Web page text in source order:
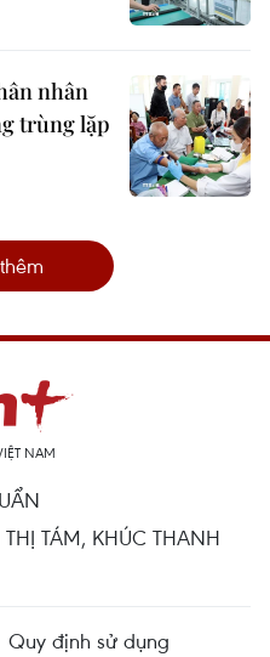
nhân
trùng lặp
NAM
TÁM, KHÚC THANH
Quy định sử dụng